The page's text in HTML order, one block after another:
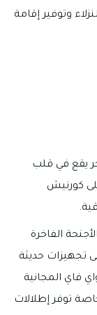
وتوفير إقامة
يقع في قلب
كورنيش
الفاخرة
تجهيزات حديثة
فاي المجانية
توفر إطلالات